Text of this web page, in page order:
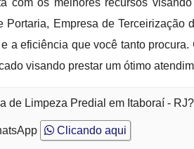
os melhores recursos
Empresa de
a eficiência que você tanto
visando prestar um ótimo
de Limpeza Predial em Itaboraí - RJ?
Clicando aqui